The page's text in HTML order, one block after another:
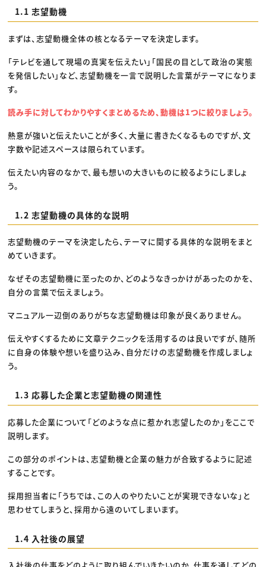
1.1 志望動機
まずは、志望動機全体の核となるテーマを決定します。
「テレビを通して現場の真実を伝えたい」「国民の目として政治の実態
を発信したい」など、志望動機を一言で説明した言葉がテーマになりま
す。
読み手に対してわかりやすくまとめるため、動機は1つに絞りましょう。
熱意が強いと伝えたいことが多く、大量に書きたくなるものですが、文
字数や記述スペースは限られています。
伝えたい内容のなかで、最も想いの大きいものに絞るようにしましょ
う。
1.2 志望動機の具体的な説明
志望動機のテーマを決定したら、テーマに関する具体的な説明をまと
めていきます。
なぜその志望動機に至ったのか、どのようなきっかけがあったのかを、
自分の言葉で伝えましょう。
マニュアル一辺倒のありがちな志望動機は印象が良くありません。
伝えやすくするために文章テクニックを活用するのは良いですが、随所
に自身の体験や想いを盛り込み、自分だけの志望動機を作成しましょ
う。
1.3 応募した企業と志望動機の関連性
応募した企業について「どのような点に惹かれ志望したのか」をここで
説明します。
この部分のポイントは、志望動機と企業の魅力が合致するように記述
することです。
採用担当者に「うちでは、この人のやりたいことが実現できないな」と
思わせてしまうと、採用から遠のいてしまいます。
1.4 入社後の展望